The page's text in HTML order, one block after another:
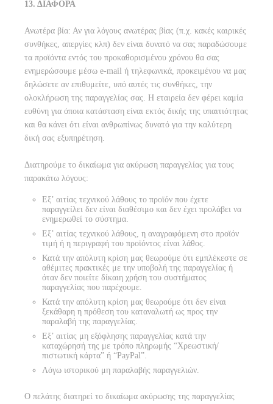
13. ΔΙΑΦΟΡΑ
Ανωτέρα βία: Αν για λόγους ανωτέρας βίας (π.χ. κακές καιρικές
συνθήκες, απεργίες κλπ) δεν είναι δυνατό να σας παραδώσουμε
τα προϊόντα εντός του προκαθορισμένου χρόνου θα σας
ενημερώσουμε μέσω e-mail ή τηλεφωνικά, προκειμένου να μας
δηλώσετε αν επιθυμείτε, υπό αυτές τις συνθήκες, την
ολοκλήρωση της παραγγελίας σας. Η εταιρεία δεν φέρει καμία
ευθύνη για όποια κατάσταση είναι εκτός δικής της υπαιτιότητας
και θα κάνει ότι είναι ανθρωπίνως δυνατό για την καλύτερη
δική σας εξυπηρέτηση.
Διατηρούμε το δικαίωμα για ακύρωση παραγγελίας για τους
παρακάτω λόγους:
Εξ’ αιτίας τεχνικού λάθους το προϊόν που έχετε
παραγγείλει δεν είναι διαθέσιμο και δεν έχει προλάβει να
ενημερωθεί το σύστημα.
Εξ’ αιτίας τεχνικού λάθους, η αναγραφόμενη στο προϊόν
τιμή ή η περιγραφή του προϊόντος είναι λάθος.
Κατά την απόλυτη κρίση μας θεωρούμε ότι εμπλέκεστε σε
αθέμιτες πρακτικές με την υποβολή της παραγγελίας ή
όταν δεν ποιείτε δίκαιη χρήση του συστήματος
παραγγελίας που παρέχουμε.
Κατά την απόλυτη κρίση μας θεωρούμε ότι δεν είναι
ξεκάθαρη η πρόθεση του καταναλωτή ως προς την
παραλαβή της παραγγελίας.
Εξ’ αιτίας μη εξόφλησης παραγγελίας κατά την
καταχώρησή της με τρόπο πληρωμής “Χρεωστική/
πιστωτική κάρτα” ή “PayPal”.
Λόγω ιστορικού μη παραλαβής παραγγελιών.
Ο πελάτης διατηρεί το δικαίωμα ακύρωσης της παραγγελίας